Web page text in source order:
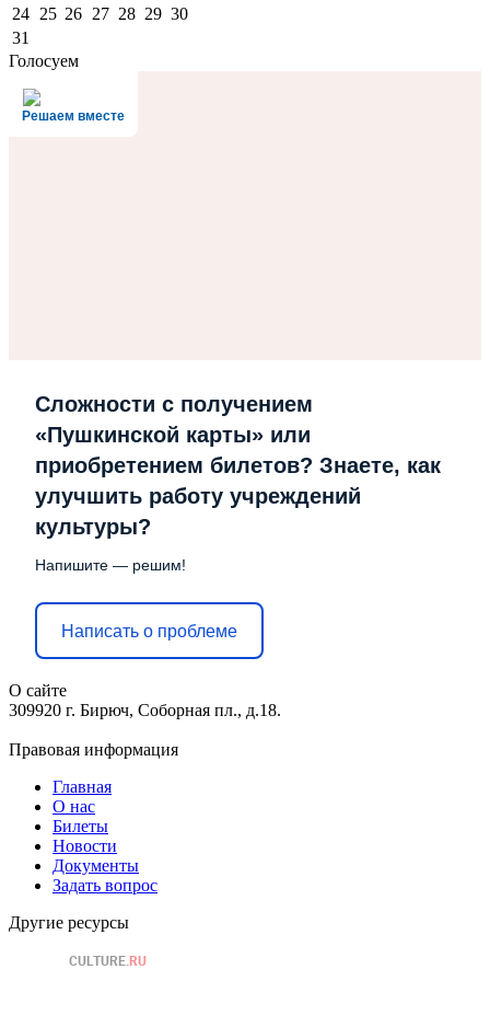
24 25 26 27 28 29 30
31
Голосуем
Решаем вместе
Сложности с получением
«Пушкинской карты» или
приобретением билетов? Знаете, как
улучшить работу учреждений
культуры?
Напишите — решим!
Написать о проблеме
О сайте
309920 г. Бирюч, Соборная пл., д.18.
Правовая информация
Главная
О нас
Билеты
Новости
Документы
Задать вопрос
Другие ресурсы